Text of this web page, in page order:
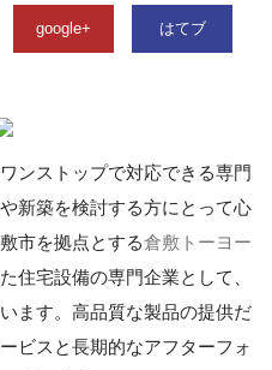
google+ はてブ
ンストップで対応できる専門
新築を検討する方にとって心
市を拠点とする倉敷トーヨー
住宅設備の専門企業として、
ます。高品質な製品の提供だ
ビスと長期的なアフターフォ